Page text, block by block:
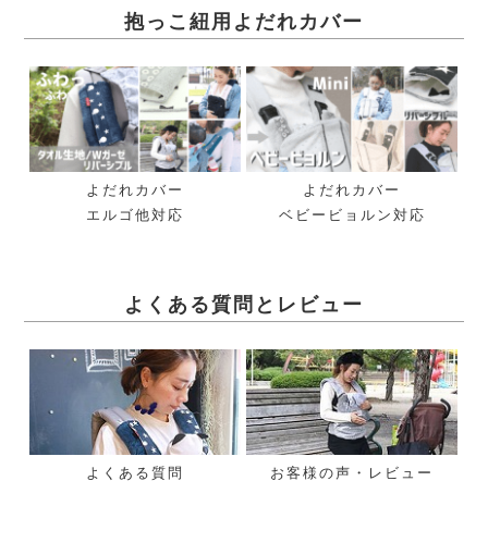
抱っこ紐用よだれカバー
よだれカバー
エルゴ他対応
よだれカバー
ベビービョルン対応
よくある質問とレビュー
よくある質問 お客様の声・レビュー